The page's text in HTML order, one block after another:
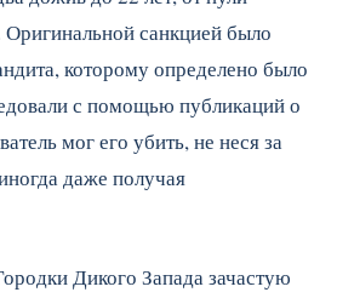
санкцией было
которому определено было
с помощью публикаций о
мог его убить, не неся за
даже получая
Дикого Запада зачастую